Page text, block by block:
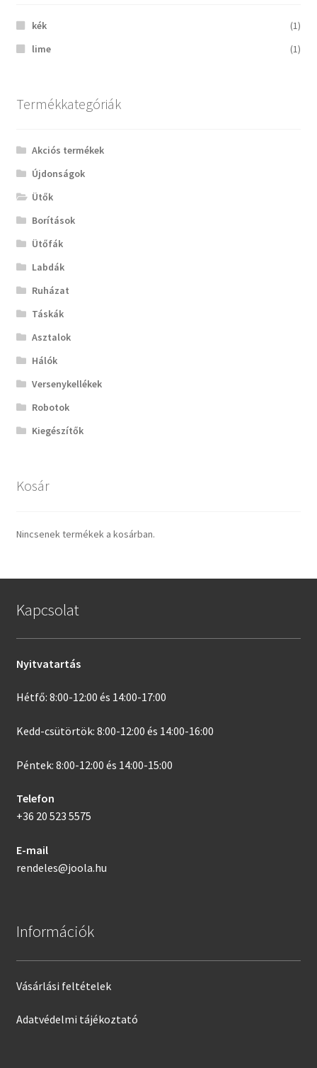
kék
(1)
lime
(1)
Termékkategóriák
Akciós termékek
Újdonságok
Ütők
Borítások
Ütőfák
Labdák
Ruházat
Táskák
Asztalok
Hálók
Versenykellékek
Robotok
Kiegészítők
Kosár
Nincsenek termékek a kosárban.
Kapcsolat
Nyitvatartás
Hétfő: 8:00-12:00 és 14:00-17:00
Kedd-csütörtök: 8:00-12:00 és 14:00-16:00
Péntek: 8:00-12:00 és 14:00-15:00
Telefon
+36 20 523 5575
E-mail
rendeles@joola.hu
Információk
Vásárlási feltételek
Adatvédelmi tájékoztató